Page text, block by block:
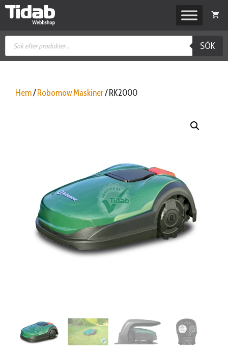
Hoppa
Produktsökning
SÖK
Hem/ Robomow Maskiner/ RK2000